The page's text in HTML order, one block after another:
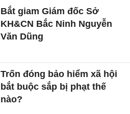
Bắt giam Giám đốc Sở
KH&CN Bắc Ninh Nguyễn
Văn Dũng
Trốn đóng bảo hiểm xã hội
bắt buộc sắp bị phạt thế
nào?